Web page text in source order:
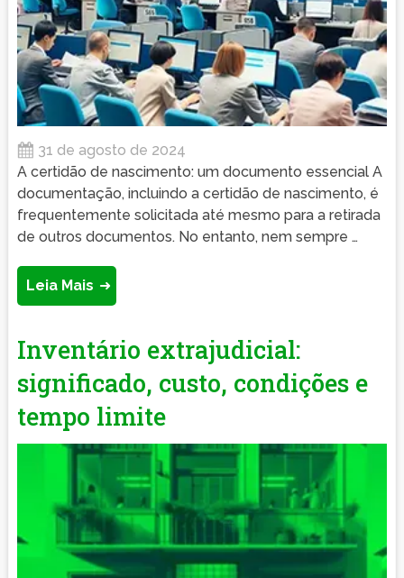
31 de agosto de 2024
A certidão de nascimento: um documento essencial A
documentação, incluindo a certidão de nascimento, é
frequentemente solicitada até mesmo para a retirada
de outros documentos. No entanto, nem sempre …
Leia Mais
Inventário extrajudicial:
significado, custo, condições e
tempo limite